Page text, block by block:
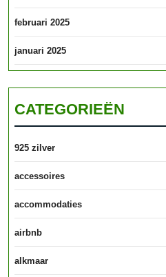
februari 2025
januari 2025
CATEGORIEËN
925 zilver
accessoires
accommodaties
airbnb
alkmaar